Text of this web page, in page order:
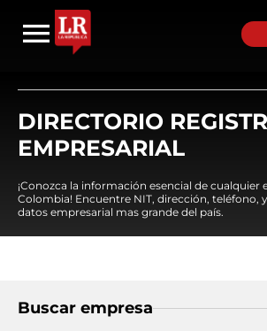
DIRECTORIO
EMPRESARIAL
¡Conozca la información esencial de cualquier
Colombia! Encuentre NIT, dirección, teléfono,
datos empresarial mas grande del país.
Buscar empresa